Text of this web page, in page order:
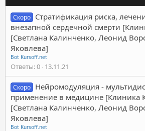
Скоро Стратификация риска,
внезапной сердечной смерти
[Светлана Калинченко, Леонид
Яковлева]
Bot Kursoff.net
Ответы 0 13.11.21
Скоро Нейромодуляция -
применение в медицине [Клиника
[Светлана Калинченко, Леонид
Яковлева]
Bot Kursoff.net